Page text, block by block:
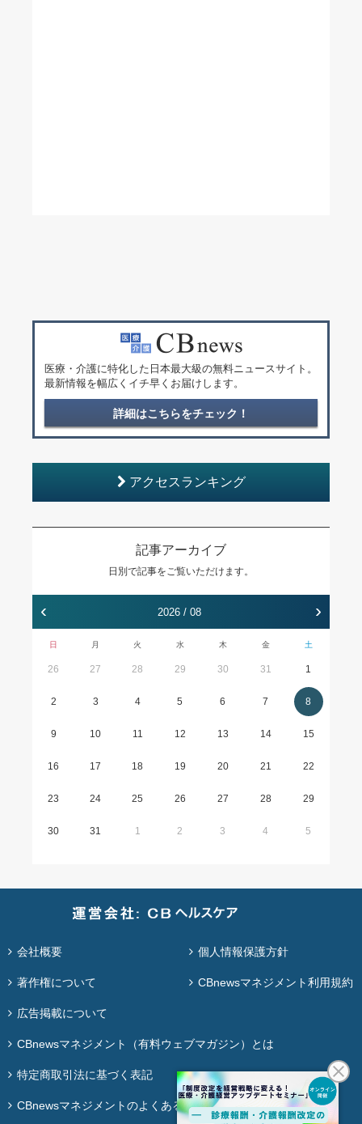
医療・介護に特化した日本最大級の無料ニュースサイト。
最新情報を幅広くイチ早くお届けします。
詳細はこちらをチェック！
アクセスランキング
記事アーカイブ
日別で記事をご覧いただけます。
‹ 2026 / 08 ›
日 月 火 水 木 金 土
26 27 28 29 30 31 1
2 3 4 5 6 7 8
9 10 11 12 13 14 15
16 17 18 19 20 21 22
23 24 25 26 27 28 29
30 31 1 2 3 4 5
会社概要 個人情報保護方針
著作権について CBnewsマネジメント利用規約
広告掲載について
CBnewsマネジメント（有料ウェブマガジン）とは
特定商取引法に基づく表記
CBnewsマネジメントのよくある質問